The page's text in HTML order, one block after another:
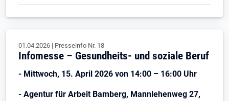
01.04.2026 | Presseinfo Nr. 18
Infomesse – Gesundheits- und soziale Beruf
- Mittwoch, 15. April 2026 von 14:00 – 16:00 Uhr
- Agentur für Arbeit Bamberg, Mannlehenweg 27,